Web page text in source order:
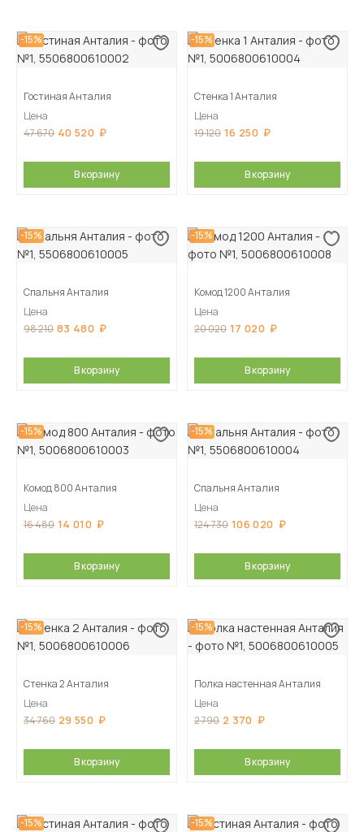
-15%
Гостиная Анталия
Цена
47 670 40 520
В корзину
-15%
Стенка 1 Анталия
Цена
19 120 16 250
В корзину
-15%
Спальня Анталия
Цена
98 210 83 480
В корзину
-15%
Комод 1200 Анталия
Цена
20 020 17 020
В корзину
-15%
Комод 800 Анталия
Цена
16 480 14 010
В корзину
-15%
Спальня Анталия
Цена
124 730 106 020
В корзину
-15%
Стенка 2 Анталия
Цена
34 760 29 550
В корзину
-15%
Полка настенная Анталия
Цена
2 790 2 370
В корзину
-15% -15%